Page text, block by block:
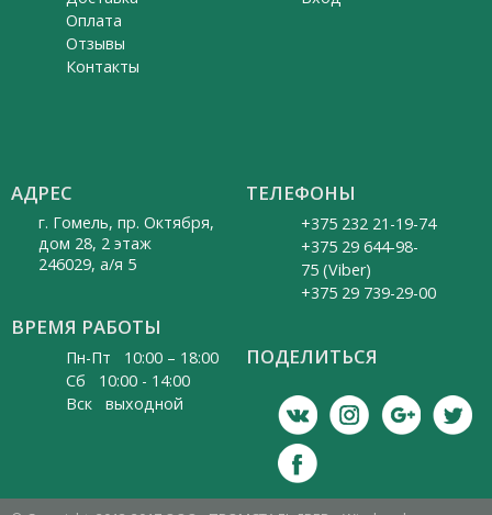
Оплата
Отзывы
Контакты
АДРЕС
г. Гомель, пр. Октября,
дом 28, 2 этаж
246029, а/я 5
ВРЕМЯ РАБОТЫ
Пн-Пт 10:00 – 18:00
Cб 10:00 - 14:00
Вск выходной
ТЕЛЕФОНЫ
+375 232 21-19-74
+375 29 644-98-
75 (Viber)
+375 29 739-29-00
ПОДЕЛИТЬСЯ